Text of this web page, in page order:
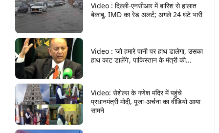
Video : दिल्ली-एनसीआर में बारिश से हालात
बेकाबू, IMD का रेड अलर्ट; अगले 24 घंटे भारी
Video : ‘जो हमारे पानी पर हाथ डालेगा, उसका
हाथ काट डालेंगे’, पाकिस्तान के मंत्री की...
Video: सेशेल्स के गणेश मंदिर में पहुंचे
प्रधानमंत्री मोदी, पूजा-अर्चना का वीडियो आया
सामने